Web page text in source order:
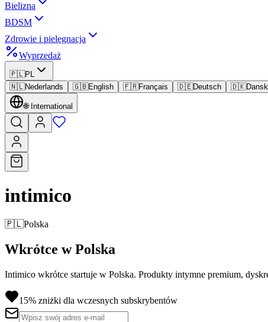
Bielizna
BDSM
Zdrowie i pielęgnacja
Wyprzedaż
🇵🇱PL
🇳🇱Nederlands 🇬🇧English 🇫🇷Français 🇩🇪Deutsch 🇩🇰Dansk
🌐 International
intimico
🇵🇱Polska
Wkrótce w Polska
Intimico wkrótce startuje w Polska. Produkty intymne premium,
15% zniżki dla wczesnych subskrybentów